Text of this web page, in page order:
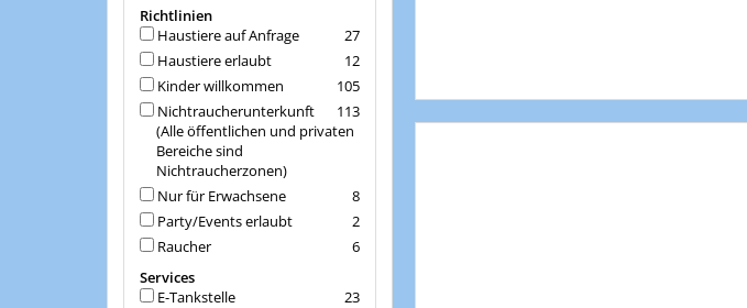
Richtlinien
27
Haustiere auf Anfrage
12
Haustiere erlaubt
105
Kinder willkommen
113
Nichtraucherunterkunft
(Alle öffentlichen und privaten
Bereiche sind
Nichtraucherzonen)
8
Nur für Erwachsene
2
Party/Events erlaubt
6
Raucher
Services
23
E-Tankstelle